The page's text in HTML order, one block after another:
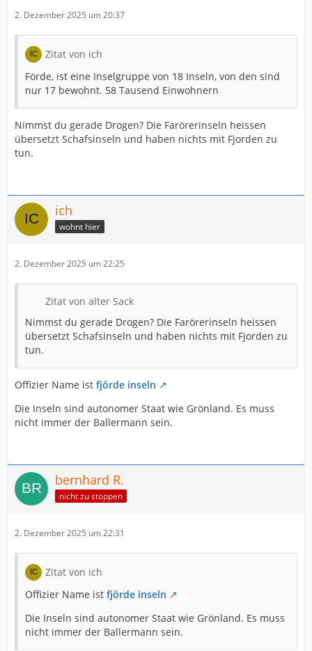
2. Dezember 2025 um 20:37
Zitat von ich
Förde, ist eine Inselgruppe von 18 Inseln, von den sind
nur 17 bewohnt. 58 Tausend Einwohnern
Nimmst du gerade Drogen? Die Farörerinseln heissen
übersetzt Schafsinseln und haben nichts mit Fjorden zu
tun.
ich
wohnt hier
2. Dezember 2025 um 22:25
Zitat von alter Sack
Nimmst du gerade Drogen? Die Farörerinseln heissen
übersetzt Schafsinseln und haben nichts mit Fjorden zu
tun.
Offizier Name ist fjörde inseln
Die Inseln sind autonomer Staat wie Grönland. Es muss
nicht immer der Ballermann sein.
bernhard R.
nicht zu stoppen
2. Dezember 2025 um 22:31
Zitat von ich
Offizier Name ist fjörde inseln
Die Inseln sind autonomer Staat wie Grönland. Es muss
nicht immer der Ballermann sein.